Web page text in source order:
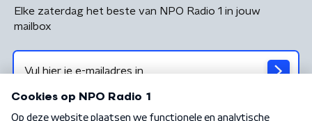
Elke zaterdag het beste van NPO Radio 1 in jouw
mailbox